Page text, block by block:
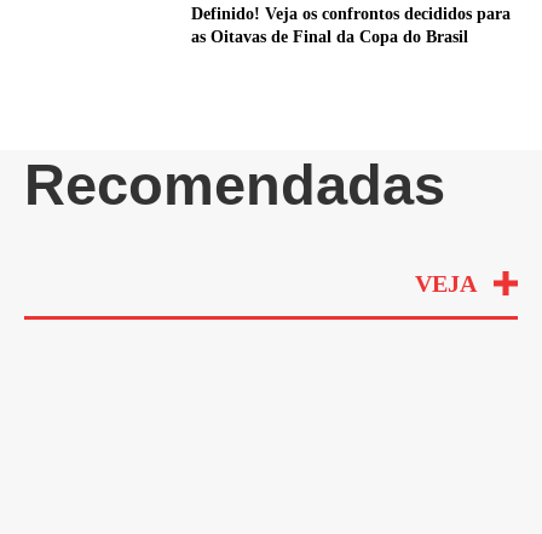
Definido! Veja os confrontos decididos para
as Oitavas de Final da Copa do Brasil
Recomendadas
VEJA